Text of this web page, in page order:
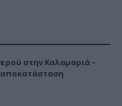
στην Καλαμαριά –
αποκατάσταση